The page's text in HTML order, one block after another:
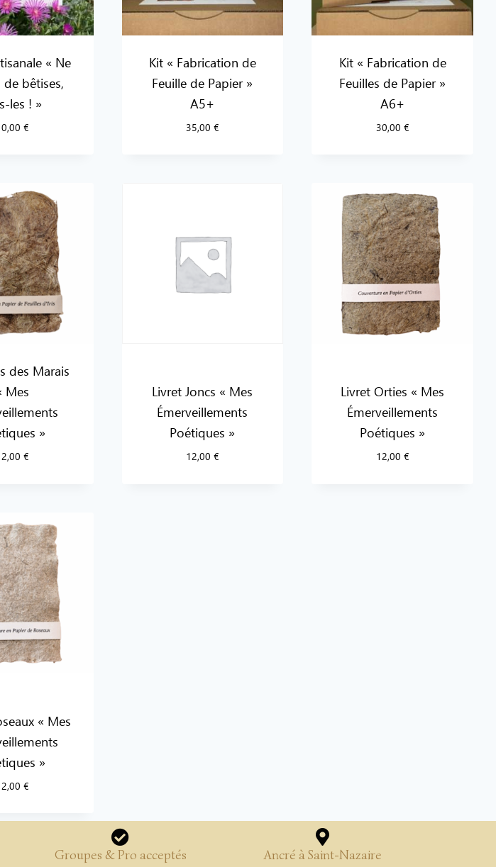
« Ne
bêtises,
les ! »
€
Kit « Fabrication de
Feuille de Papier »
A5+
35,00 €
Kit « Fabrication de
Feuilles de Papier »
A6+
30,00 €
des Marais
Mes
»
€
Livret Joncs « Mes
Émerveillements
Poétiques »
12,00 €
Livret Orties « Mes
Émerveillements
Poétiques »
12,00 €
« Mes
»
€
Groupes & Pro acceptés Ancré à Saint-Nazaire